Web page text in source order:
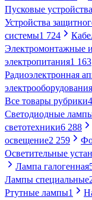
Пусковые устройства
Устройства
системы1 724
Электромонтажные
электропитания1 163
Радиоэлектронная
электрооборудования
Все товары рубрики
Светодиодные
светотехники6 288
освещение2 259
Осветительные
Лампа галогенная
Лампы специальные
Ртутные лампы1